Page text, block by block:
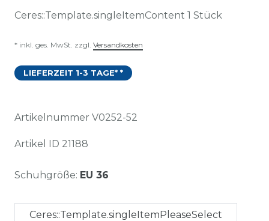
Ceres::Template.singleItemContent 1 Stück
* inkl. ges. MwSt. zzgl. Versandkosten
LIEFERZEIT 1-3 TAGE* *
Artikelnummer V0252-52
Artikel ID 21188
Schuhgröße: EU 36
Ceres::Template.singleItemPleaseSelect